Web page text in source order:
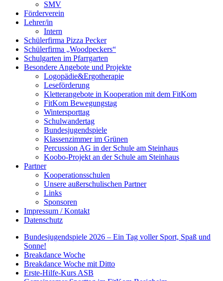
SMV
Förderverein
Lehrer/in
Intern
Schülerfirma Pizza Pecker
Schülerfirma „Woodpeckers“
Schulgarten im Pfarrgarten
Besondere Angebote und Projekte
Logopädie&Ergotherapie
Leseförderung
Kletterangebote in Kooperation mit dem FitKom
FitKom Bewegungstag
Wintersporttag
Schulwandertag
Bundesjugendspiele
Klassenzimmer im Grünen
Percussion AG in der Schule am Steinhaus
Koobo-Projekt an der Schule am Steinhaus
Partner
Kooperationsschulen
Unsere außerschulischen Partner
Links
Sponsoren
Impressum / Kontakt
Datenschutz
Bundesjugendspiele 2026 – Ein Tag voller Sport, Spaß und
Sonne!
Breakdance Woche
Breakdance Woche mit Ditto
Erste-Hilfe-Kurs ASB